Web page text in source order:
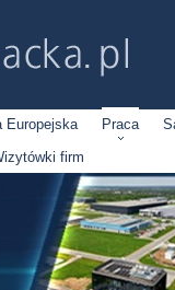
Europejska Praca
firm